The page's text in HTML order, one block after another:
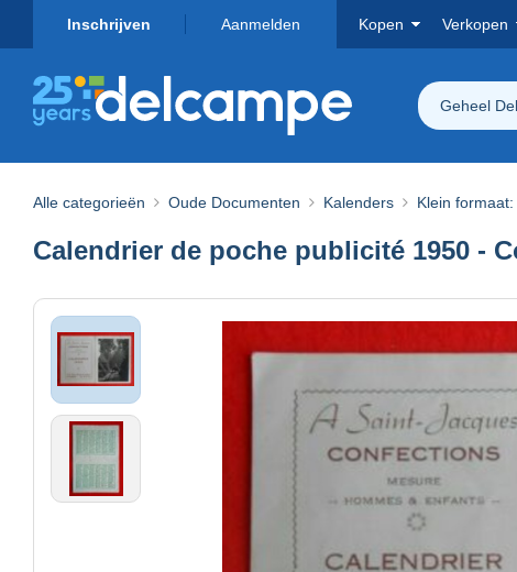
Inschrijven Aanmelden Kopen Verkopen
Geheel
Alle categorieën Oude Documenten Kalenders Klein
Calendrier de poche publicité 1950 -